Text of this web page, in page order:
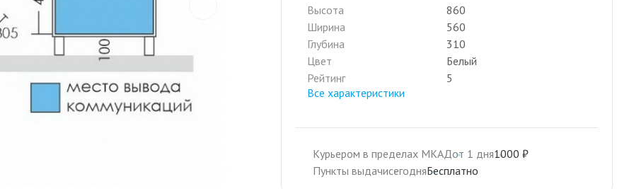
Высота
860
Ширина
560
Глубина
310
Цвет
Белый
Рейтинг
5
Все характеристики
Курьером в пределах МКАДот 1 дня1000 ₽
Пункты выдачисегодняБесплатно